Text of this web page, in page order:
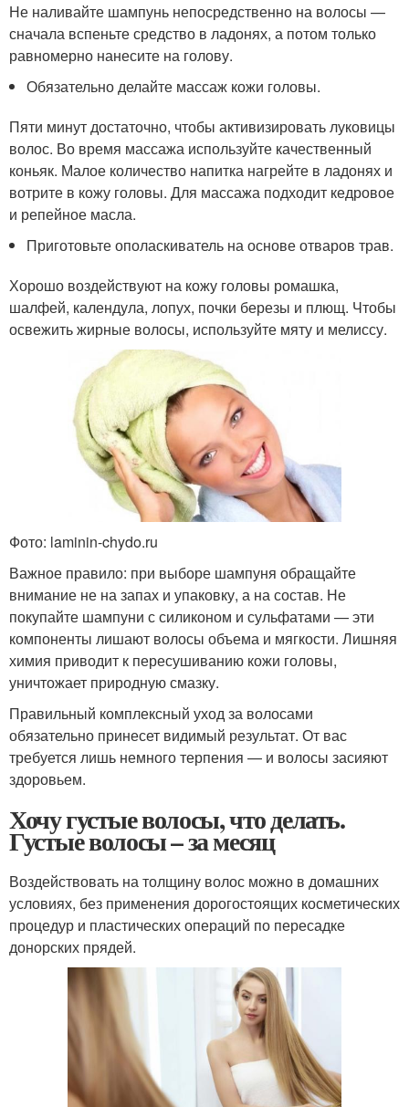
Не наливайте шампунь непосредственно на волосы —
сначала вспеньте средство в ладонях, а потом только
равномерно нанесите на голову.
Обязательно делайте массаж кожи головы.
Пяти минут достаточно, чтобы активизировать луковицы
волос. Во время массажа используйте качественный
коньяк. Малое количество напитка нагрейте в ладонях и
вотрите в кожу головы. Для массажа подходит кедровое
и репейное масла.
Приготовьте ополаскиватель на основе отваров трав.
Хорошо воздействуют на кожу головы ромашка,
шалфей, календула, лопух, почки березы и плющ. Чтобы
освежить жирные волосы, используйте мяту и мелиссу.
Фото: laminin-chydo.ru
Важное правило: при выборе шампуня обращайте
внимание не на запах и упаковку, а на состав. Не
покупайте шампуни с силиконом и сульфатами — эти
компоненты лишают волосы объема и мягкости. Лишняя
химия приводит к пересушиванию кожи головы,
уничтожает природную смазку.
Правильный комплексный уход за волосами
обязательно принесет видимый результат. От вас
требуется лишь немного терпения — и волосы засияют
здоровьем.
Хочу густые волосы, что делать.
Густые волосы – за месяц
Воздействовать на толщину волос можно в домашних
условиях, без применения дорогостоящих косметических
процедур и пластических операций по пересадке
донорских прядей.